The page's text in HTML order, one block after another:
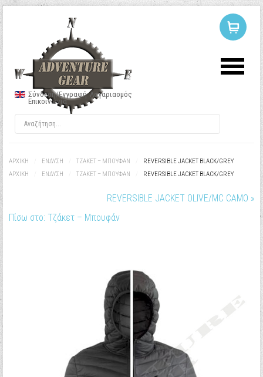
Σύνδεση/Εγγραφή Λογαριασμός
Επικοινωνία
ΑΡΧΙΚΉ ΕΝΔΥΣΗ ΤΖΑΚΕΤ – ΜΠΟΥΦΆΝ
REVERSIBLE JACKET BLACK/GREY
ΑΡΧΙΚΉ
ΕΝΔΥΣΗ ΤΖΑΚΕΤ – ΜΠΟΥΦΆΝ REVERSIBLE JACKET BLACK/GREY
REVERSIBLE JACKET OLIVE/MC CAMO »
Πίσω στο: Τζάκετ – Μπουφάν
ΣΥΝΔΕΣΗ
Κωδικός
Ξεχάσατε τον κωδικό σας;
Ξεχάσατε το όνομα χρήστη;